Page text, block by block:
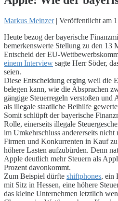
Markus Meinzer| Veröffentlicht am
Heute bezog der bayerische
bemerkenswerte Stellung zu den 13
Entscheid der EU-
einem Interview sagte Herr Söder,
seien.
Diese Entscheidung erging weil die
belegen kann, wie die Absprachen
gängige Steuerregeln verstoßen und
als illegale staatliche Beihilfe
Somit schlüpft der bayerische
Rolle, einerseits illegale
im Umkehrschluss andererseits
Firmen und Konkurrenten in Kauf zu
höhere Lasten aufzubürden. Denn
Apple deutlich mehr Steuern als
Prozent davonkommt.
Zum Beispiel dürfte shiftphones, ein
mit Sitz in Hessen, eine höhere
das kleine Unternehmen letztlich